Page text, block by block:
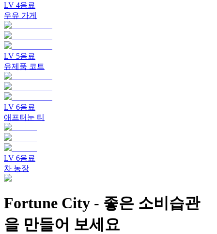
LV 4음료
우유 가게
LV 5음료
유제품 코트
LV 6음료
애프터눈 티
LV 6음료
차 농장
Fortune City - 좋은 소비습관
을 만들어 보세요